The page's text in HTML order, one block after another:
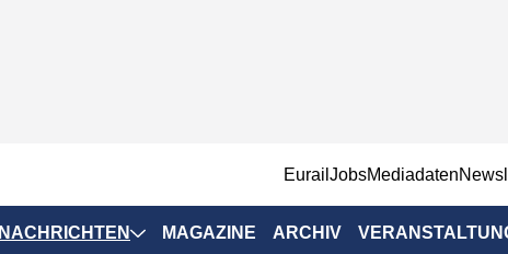
EurailJobsMediadaten
NACHRICHTEN MAGAZINE ARCHIV